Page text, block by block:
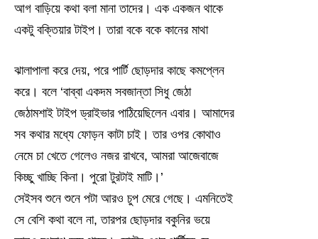
আগ বাড়িয়ে কথা বলা মানা তাদের। এক একজন থাকে
একটু বক্তিয়ার টাইপ। তারা বকে বকে কানের মাথা
ঝালাপালা করে দেয়, পরে পার্টি ছোড়দার কাছে কমপ্লেন
করে। বলে ‘বাব্বা একদম সবজান্তা সিধু জেঠা
জেঠামশাই টাইপ ড্রাইভার পাঠিয়েছিলেন এবার। আমাদের
সব কথার মধ্যে ফোড়ন কাটা চাই। তার ওপর কোথাও
নেমে চা খেতে গেলেও নজর রাখবে, আমরা আজেবাজে
কিচ্ছু খাচ্ছি কিনা। পুরো টুরটাই মাটি।’
সেইসব শুনে শুনে পটা আরও চুপ মেরে গেছে। এমনিতেই
সে বেশি কথা বলে না, তারপর ছোড়দার বকুনির ভয়ে